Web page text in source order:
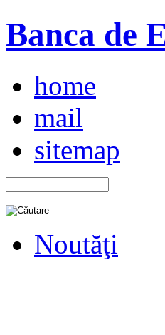
Banca de
home
mail
sitemap
Noutăţi